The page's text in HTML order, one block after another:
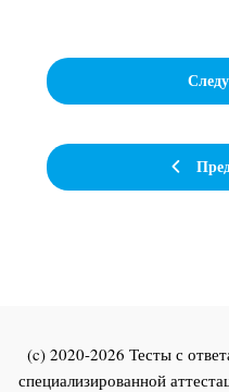
(c) 2020-2026 Тесты с
специализированной